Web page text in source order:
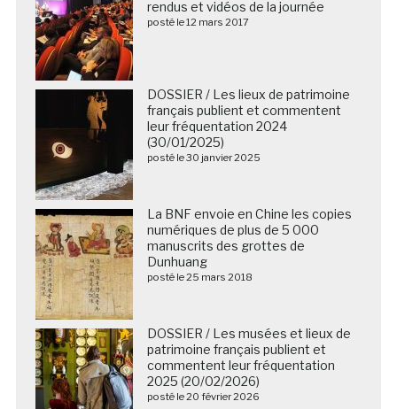
rendus et vidéos de la journée
posté le 12 mars 2017
DOSSIER / Les lieux de patrimoine
français publient et commentent
leur fréquentation 2024
(30/01/2025)
posté le 30 janvier 2025
La BNF envoie en Chine les copies
numériques de plus de 5 000
manuscrits des grottes de
Dunhuang
posté le 25 mars 2018
DOSSIER / Les musées et lieux de
patrimoine français publient et
commentent leur fréquentation
2025 (20/02/2026)
posté le 20 février 2026